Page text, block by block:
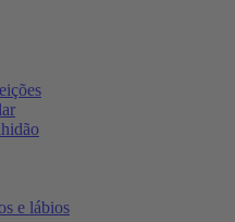
e lábios